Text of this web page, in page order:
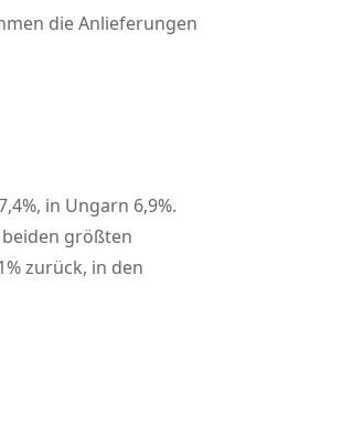
die Anlieferungen
in Ungarn 6,9%.
beiden größten
zurück, in den